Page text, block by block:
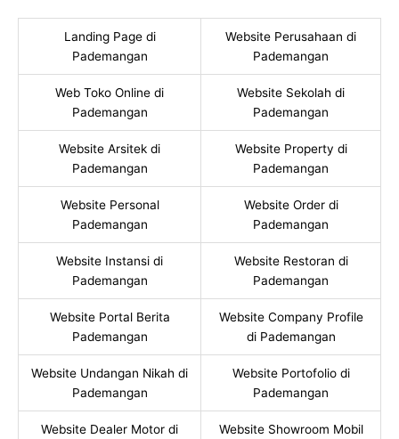
Landing Page di
Pademangan
Website Perusahaan di
Pademangan
Web Toko Online di
Pademangan
Website Sekolah di
Pademangan
Website Arsitek di
Pademangan
Website Property di
Pademangan
Website Personal
Pademangan
Website Order di
Pademangan
Website Instansi di
Pademangan
Website Restoran di
Pademangan
Website Portal Berita
Pademangan
Website Company Profile
di Pademangan
Website Undangan Nikah di
Pademangan
Website Portofolio di
Pademangan
Website Dealer Motor di
Website Showroom Mobil